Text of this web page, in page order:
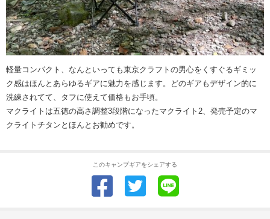
軽量コンパクト、なんといっても東京クラフトの男心をくすぐるギミッ
ク感はほんとあらゆるギアに魅力を感じます。どのギアもデザイン的に
洗練されてて、タフに使えて価格もお手頃。
マクライトは五徳の高さ調整3段階になったマクライト2、発売予定のマ
クライトチタンとほんとお勧めです。
このキャンプギアをシェアする